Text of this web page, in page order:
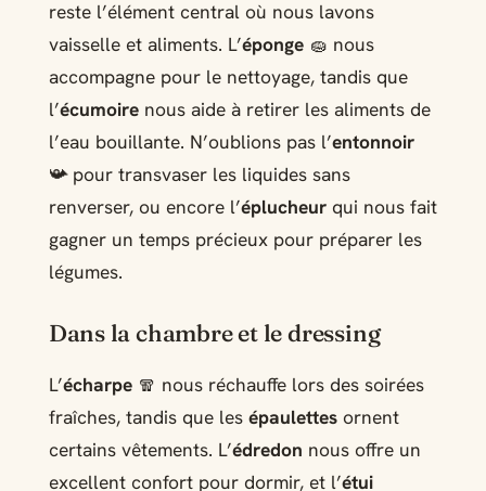
reste l’élément central où nous lavons
vaisselle et aliments. L’éponge🧽 nous
accompagne pour le nettoyage, tandis que
l’écumoirenous aide à retirer les aliments de
l’eau bouillante. N’oublions pas l’entonnoir
📯 pour transvaser les liquides sans
renverser, ou encore l’éplucheurqui nous fait
gagner un temps précieux pour préparer les
légumes.
Dans la chambre et le dressing
L’écharpe🧣 nous réchauffe lors des soirées
fraîches, tandis que les épaulettesornent
certains vêtements. L’édredon nous offre un
excellent confort pour dormir, et l’étui